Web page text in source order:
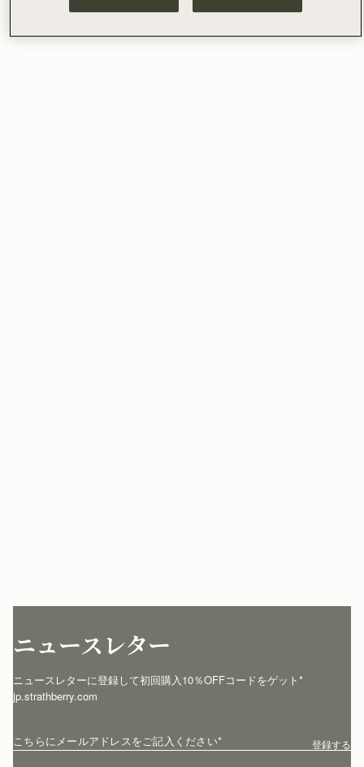
ニュースレター
ニュースレターに登録して初回購入10％OFFコードをゲット*
jp.strathberry.com
こちらにメールアドレスをご記入ください* 登録する